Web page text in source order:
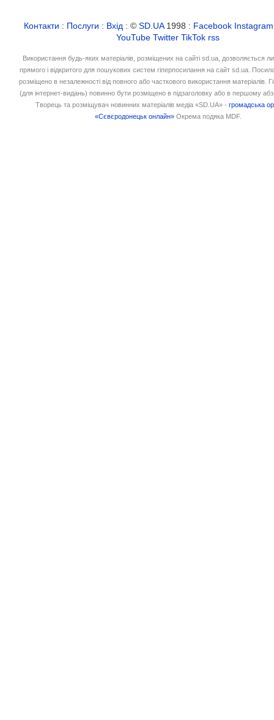
Контакти : Послуги : Вхід : ©SD.UA1998 : Facebook Instagram
YouTube Twitter TikTok rss
Використання будь-яких матеріалів, розміщених на сайті sd.ua, дозволяється
прямого і відкритого для пошукових систем гіперпосилання на сайт sd.ua.
розміщено в незалежності від повного або часткового використання матеріалів.
(для інтернет-видань) повинно бути розміщено в підзаголовку або в першому
Творець та розміщувач новинних матеріалів медіа «SD.UA» -громадська
«Сєвєродонецьк онлайн» Окрема подяка MDF.